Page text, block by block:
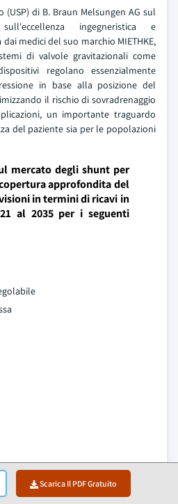
Scarica Il PDF Gratuito
di B. Braun Melsungen AG sul
ingegneristica e
medici del suo marchio MIETHKE,
di valvole gravitazionali come
regolano essenzialmente
in base alla posizione del
il rischio di sovradrenaggio
un importante traguardo
del paziente sia per le popolazioni
mercato degli shunt per
approfondita del
in termini di ricavi in
al 2035 per i seguenti